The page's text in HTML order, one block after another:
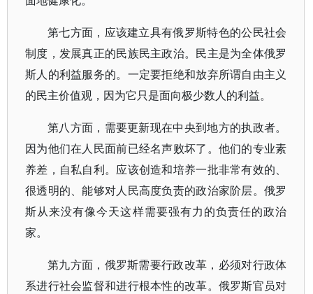
第七方面，应该建立具有俄罗斯特色的公民社会
制度，发展真正的民族民主政治。民主是为全体俄罗
斯人的利益服务的。一定要拒绝和放弃所谓自由主义
的民主价值观，因为它只是面向极少数人的利益。
第八方面，需要更新现在中央到地方的执政者。
因为他们在人民面前已经名声败坏了。他们的专业素
养差，自私自利。应该创造和培养一批非常有效的、
很透明的、能够对人民高度负责的政治家阶层。俄罗
斯从来没有像今天这样需要强有力的负责任的政治
家。
第九方面，俄罗斯需要行政改革，必须对行政体
系进行社会监督和进行根本性的改革。俄罗斯官员对